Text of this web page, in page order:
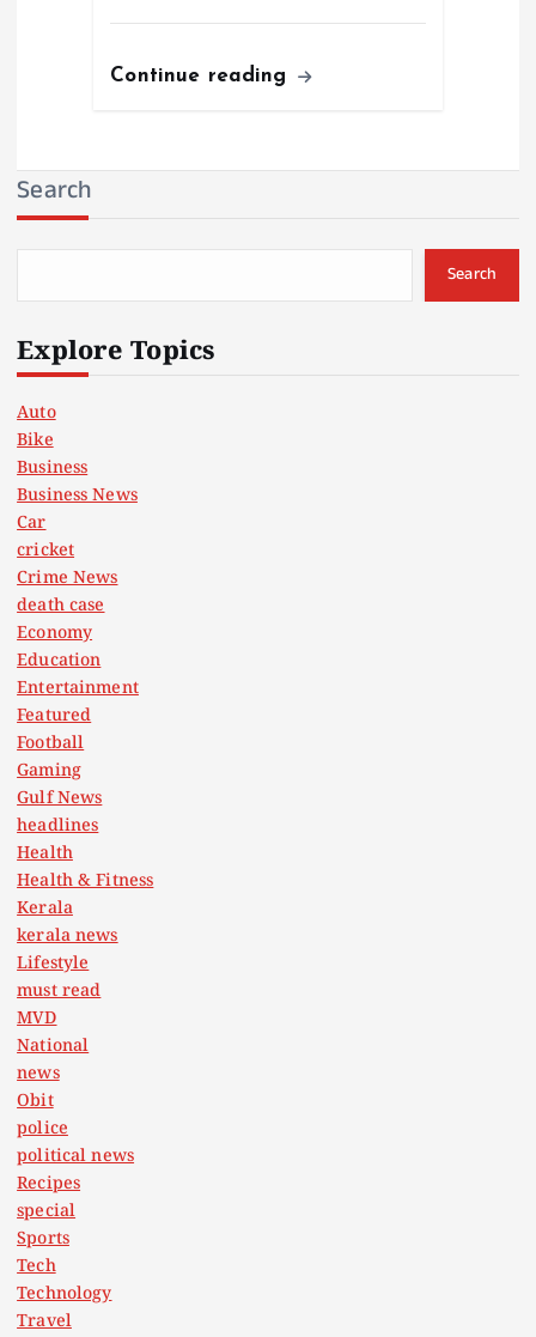
Continue reading
Search
Search
Explore Topics
Auto
Bike
Business
Business News
Car
cricket
Crime News
death case
Economy
Education
Entertainment
Featured
Football
Gaming
Gulf News
headlines
Health
Health & Fitness
Kerala
kerala news
Lifestyle
must read
MVD
National
news
Obit
police
political news
Recipes
special
Sports
Tech
Technology
Travel